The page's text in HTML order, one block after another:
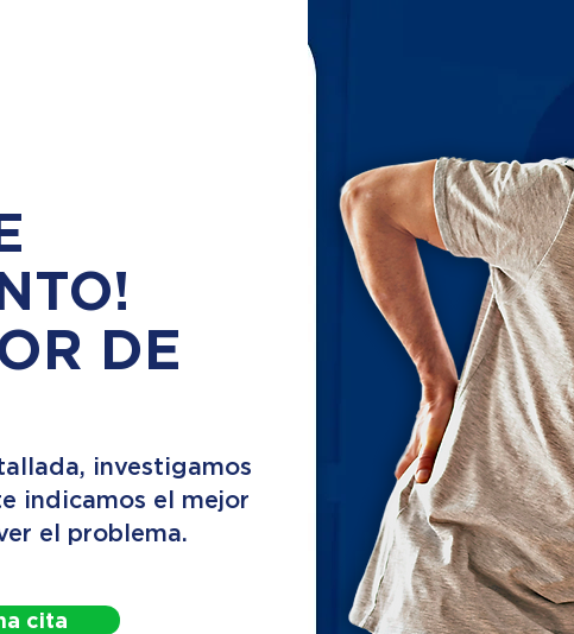
DE
investigamos
indicamos el mejor
el problema.
cita